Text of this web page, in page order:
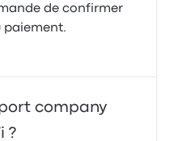
de confirmer
paiement.
company
?